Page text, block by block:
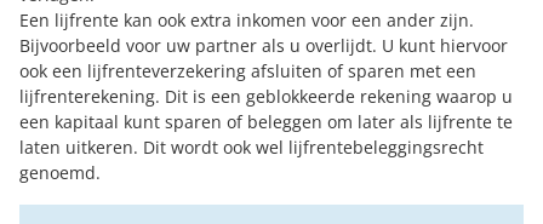
Een lijfrente kan ook extra inkomen voor een ander zijn.
Bijvoorbeeld voor uw partner als u overlijdt. U kunt hiervoor
ook een lijfrenteverzekering afsluiten of sparen met een
lijfrenterekening. Dit is een geblokkeerde rekening waarop u
een kapitaal kunt sparen of beleggen om later als lijfrente te
laten uitkeren. Dit wordt ook wel lijfrentebeleggingsrecht
genoemd.